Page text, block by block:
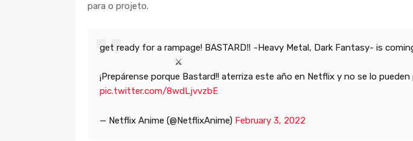
para o projeto.
get ready for a rampage! BASTARD‼ -Heavy Metal, Dark Fantasy- is
⚔️
¡Prepárense porque Bastard!! aterriza este año en Netflix y no se lo pueden
pic.twitter.com/8wdLjvvzbE
— Netflix Anime (@NetflixAnime) February 3, 2022